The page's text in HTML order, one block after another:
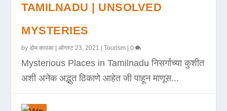
TAMILNADU | UNSOLVED
MYSTERIES
byडोम कावळा |ऑगस्ट 23, 2021 |Tourism |0
Mysterious Places in Tamilnadu निसर्गाच्या कुशीत
अशी अनेक अद्भुत ठिकाणे आहेत जी पाहून माणूस...